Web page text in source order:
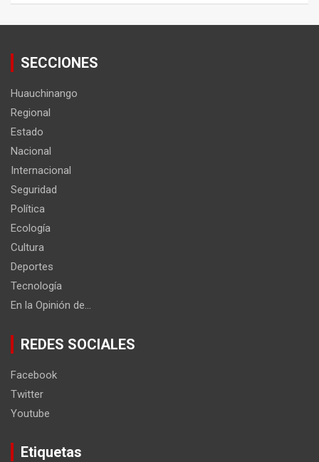
SECCIONES
Huauchinango
Regional
Estado
Nacional
Internacional
Seguridad
Política
Ecología
Cultura
Deportes
Tecnología
En la Opinión de…
REDES SOCIALES
Facebook
Twitter
Youtube
Etiquetas